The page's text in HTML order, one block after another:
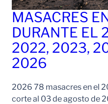
MASACRES
DURANTE EL
2022, 2023,
2026
2026 78 masacres en el
corte al 03 de agosto de